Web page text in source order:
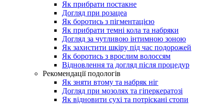
Як прибрати постакне
Догляд при розацеа
Як боротись з пігментацією
Як прибрати темні кола та набряки
Догляд за чутливою інтимною зоною
Як захистити шкіру під час подорожей
Як боротись з врослим волоссям
Відновлення та догляд після процедур
Рекомендації подологів
Як зняти втому та набряк ніг
Догляд при мозолях та гіперкератозі
Як відновити сухі та потріскані стопи